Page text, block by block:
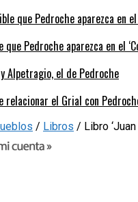
que Pedroche aparezca en el
relacionar el Grial con
/ Libros / Libro